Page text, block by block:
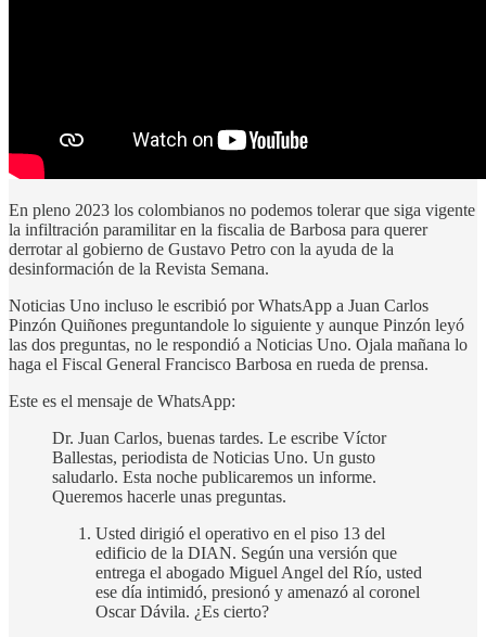
En pleno 2023 los colombianos no podemos tolerar que siga vigente
la infiltración paramilitar en la fiscalia de Barbosa para querer
derrotar al gobierno de Gustavo Petro con la ayuda de la
desinformación de la Revista Semana.
Noticias Uno incluso le escribió por WhatsApp a Juan Carlos
Pinzón Quiñones preguntandole lo siguiente y aunque Pinzón leyó
las dos preguntas, no le respondió a Noticias Uno. Ojala mañana lo
haga el Fiscal General Francisco Barbosa en rueda de prensa.
Este es el mensaje de WhatsApp:
Dr. Juan Carlos, buenas tardes. Le escribe Víctor
Ballestas, periodista de Noticias Uno. Un gusto
saludarlo. Esta noche publicaremos un informe.
Queremos hacerle unas preguntas.
Usted dirigió el operativo en el piso 13 del
edificio de la DIAN. Según una versión que
entrega el abogado Miguel Angel del Río, usted
ese día intimidó, presionó y amenazó al coronel
Oscar Dávila. ¿Es cierto?